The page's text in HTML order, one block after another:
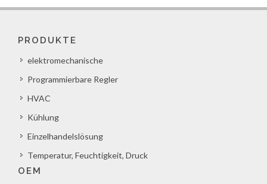
PRODUKTE
elektromechanische
Programmierbare Regler
HVAC
Kühlung
Einzelhandelslösung
Temperatur, Feuchtigkeit, Druck
OEM